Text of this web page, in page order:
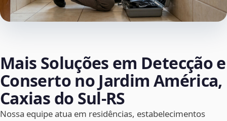
Mais Soluções em Detecção e
Conserto no Jardim América,
Caxias do Sul‑RS
Nossa equipe atua em residências, estabelecimentos